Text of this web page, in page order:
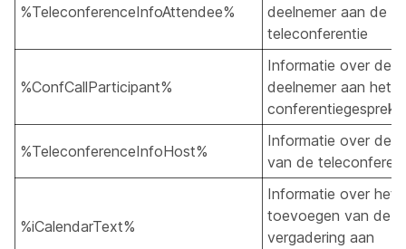
%TeleconferenceInfoAttendee%
deelnemer aan de
teleconferentie
%ConfCallParticipant%
Informatie over de
deelnemer aan het
conferentiegesprek
%TeleconferenceInfoHost%
Informatie over de
van de
%iCalendarText%
Informatie over het
toevoegen van de
vergadering aan